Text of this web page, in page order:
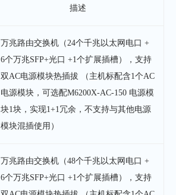
描述
万兆路由交换机（24个千兆以太网电口 +
6个万兆SFP+光口 +1个扩展插槽），支持
双AC电源模块热插拔 （主机标配含1个AC
电源模块，可选配M6200X-AC-150 电源模
块1块，实现1+1冗余，不支持与其他电源
模块混插使用）
万兆路由交换机（48个千兆以太网电口 +
6个万兆SFP+光口 +1个扩展插槽），支持